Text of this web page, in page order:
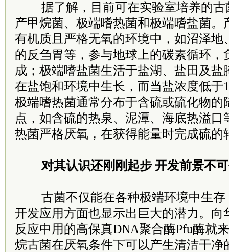
据了解，目前可在实验室培养的古
产甲烷菌、极端嗜热菌和极端嗜盐菌。
有机质且严格无氧的环境中，如沼泽地
的反刍胃等，参与地球上的碳素循环，
成；极端嗜盐菌生活于盐湖、盐田及盐
在盐饱和环境中生长，而当盐浓度低于
极端嗜热菌通常分布于含硫或硫化物的
点，如含硫的热泉、泥潭、海底热溢口
热菌严格厌氧，在获得能量时完成硫的
对其认识还刚刚起步 开发前景不
古菌不仅能在各种极端环境中生存
开发应用方面也显示出巨大的潜力。向
反应中用的高保真DNA聚合酶Pfu酶就
烷古菌在厌氧条件下可以产生清洁干净